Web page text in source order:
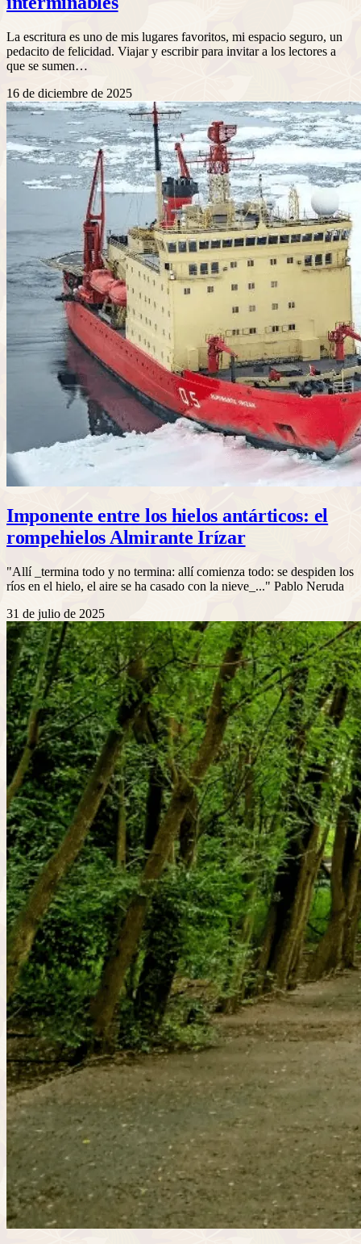
La escritura es uno de mis lugares favoritos, mi espacio seguro, un
pedacito de felicidad. Viajar y escribir para invitar a los lectores a
que se sumen…
16 de diciembre de 2025
Imponente entre los hielos antárticos: el
rompehielos Almirante Irízar
"Allí _termina todo y no termina: allí comienza todo: se despiden los
ríos en el hielo, el aire se ha casado con la nieve_..." Pablo Neruda
31 de julio de 2025